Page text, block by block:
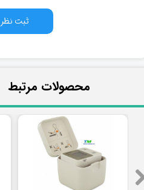
ثبت نظر
​محصولات مرتبط